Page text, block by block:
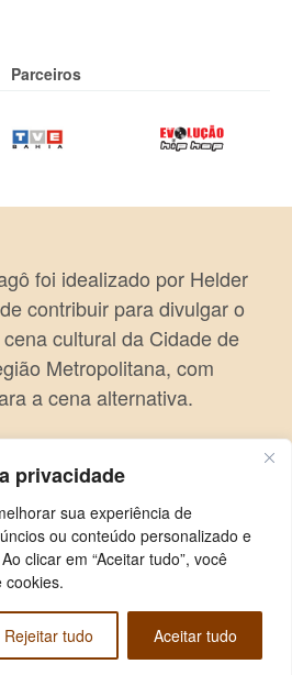
privacidade
sua experiência de
ou conteúdo personalizado e
clicar em “Aceitar tudo”, você
cookies.
Rejeitar tudo Aceitar tudo
Parceiros
foi idealizado por Helder
contribuir para divulgar o
cultural da Cidade de
Metropolitana, com
a cena alternativa.
Nagô. Todos os direitos reservados.